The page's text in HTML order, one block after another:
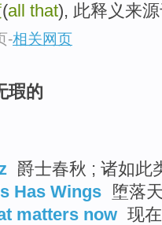
(all that), 此释义来
-相关网页
瑕的
爵士春秋 ; 诸如此
Has Wings 堕落
matters now 现